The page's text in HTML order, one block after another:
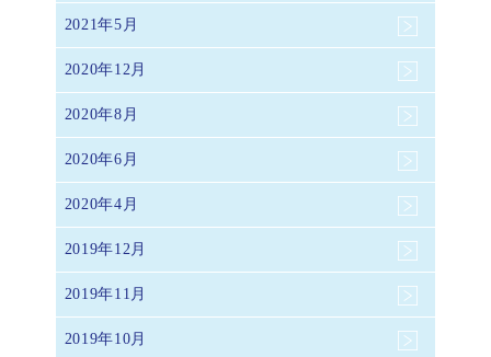
2021年5月
2020年12月
2020年8月
2020年6月
2020年4月
2019年12月
2019年11月
2019年10月